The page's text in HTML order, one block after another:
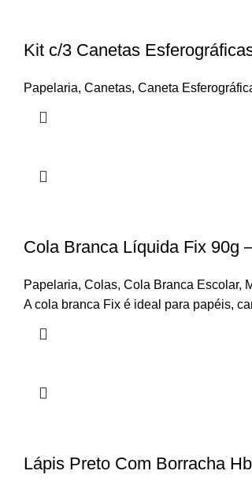
Kit c/3 Canetas
Papelaria, Canetas, Caneta
Cola Branca Líquida Fix 90g
Papelaria, Colas, Cola Branca Escolar,
A cola branca Fix é ideal para papéis,
Lápis Preto Com Borracha